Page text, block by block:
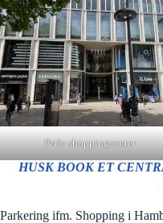
Perle shoppingcenter
HUSK BOOK ET
Parkering ifm. Shopping i